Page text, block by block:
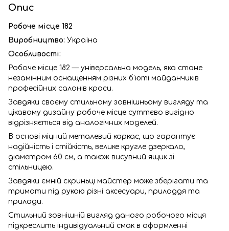
Опис
Робоче місце 182
Виробництво: Україна
Особливості:
Робоче місце 182 — універсальна модель, яка стане
незамінним оснащенням різних б'юті майданчиків
професійних салонів краси.
Завдяки своєму стильному зовнішньому вигляду та
цікавому дизайну робоче місце суттєво вигідно
відрізняється від аналогічних моделей.
В основі міцний металевий каркас, що гарантує
надійність і стійкість, велике кругле дзеркало,
діаметром 60 см, а також висувний ящик зі
стільницею.
Завдяки ємній скриньці майстер може зберігати та
тримати під рукою різні аксесуари, приладдя та
прилади.
Стильний зовнішній вигляд даного робочого місця
підкреслить індивідуальний смак в оформленні